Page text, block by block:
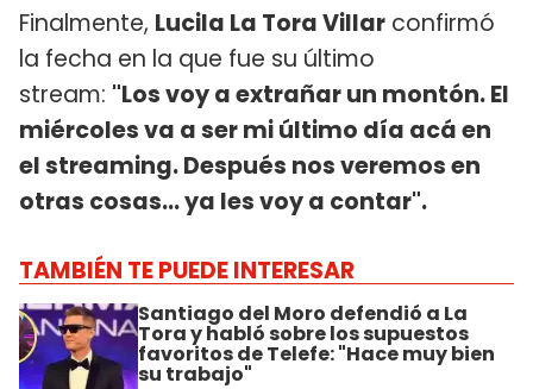
Finalmente, Lucila La Tora Villar confirmó
la fecha en la que fue su último
stream: "Los voy a extrañar un montón. El
miércoles va a ser mi último día acá en
el streaming. Después nos veremos en
otras cosas... ya les voy a contar".
TAMBIÉN TE PUEDE INTERESAR
Santiago del Moro defendió a La
Tora y habló sobre los supuestos
favoritos de Telefe: "Hace muy bien
su trabajo"